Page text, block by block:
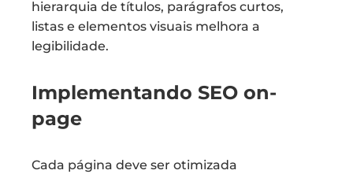
hierarquia de títulos, parágrafos curtos,
listas e elementos visuais melhora a
legibilidade.
Implementando SEO on-
page
Cada página deve ser otimizada